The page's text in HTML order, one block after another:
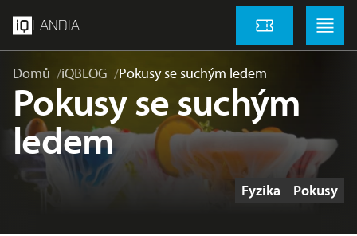
LANDIA Vstupenky
Menu
Domů iQBLOG Pokusy se suchým ledem
Pokusy se suchým
ledem
Štítky
Fyzika Pokusy